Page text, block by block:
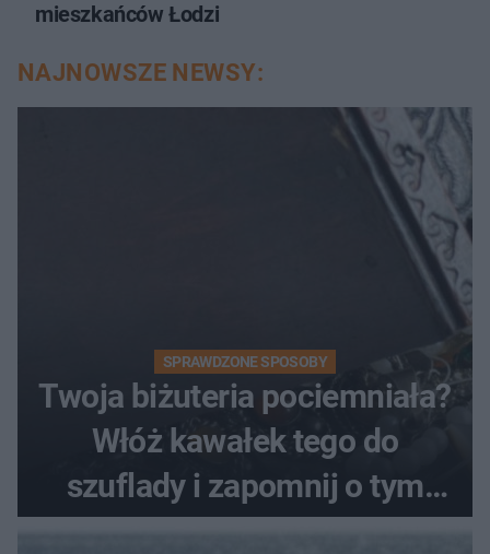
mieszkańców Łodzi
NAJNOWSZE NEWSY:
SPRAWDZONE SPOSOBY
Twoja biżuteria pociemniała?
Włóż kawałek tego do
szuflady i zapomnij o tym